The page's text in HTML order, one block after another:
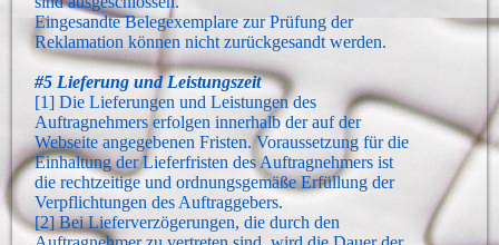
Eingesandte Belegexemplare zur Prüfung der
Reklamation können nicht zurückgesandt werden.
#5 Lieferung und Leistungszeit
[1] Die Lieferungen und Leistungen des
Auftragnehmers erfolgen innerhalb der auf der
Webseite angegebenen Fristen. Voraussetzung für die
Einhaltung der Lieferfristen des Auftragnehmers ist
die rechtzeitige und ordnungsgemäße Erfüllung der
Verpflichtungen des Auftraggebers.
[2] Bei Lieferverzögerungen, die durch den